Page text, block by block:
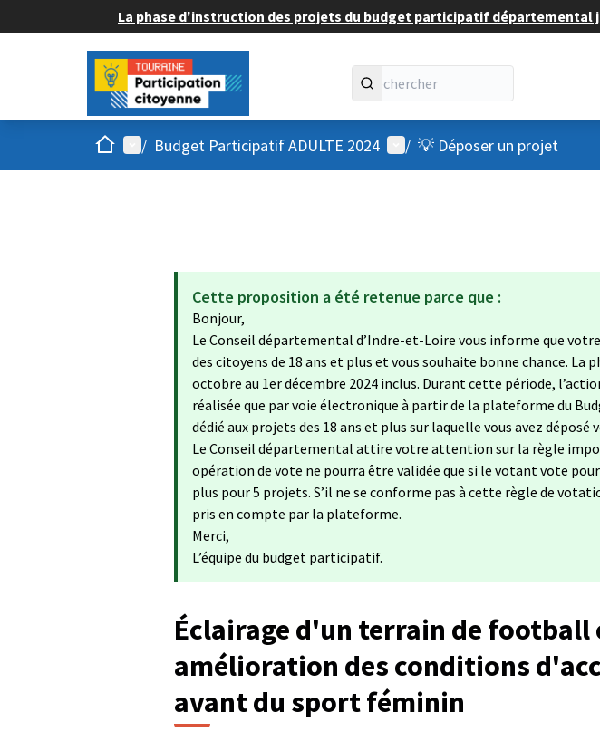
La phase d'instruction des projets du budget participatif départemental
AccueilMenu principal
/ Budget Participatif ADULTE 2024 Menu utilisateur
/ 💡 Déposer un projet
Cette proposition a été retenue parce que :
Bonjour,
Le Conseil départemental d’Indre-et-Loire vous informe que
des citoyens de 18 ans et plus et vous souhaite bonne chance. La
octobre au 1er décembre 2024 inclus. Durant cette période,
réalisée que par voie électronique à partir de la plateforme du
dédié aux projets des 18 ans et plus sur laquelle vous avez déposé
Le Conseil départemental attire votre attention sur la règle
opération de vote ne pourra être validée que si le votant vote
plus pour 5 projets. S’il ne se conforme pas à cette règle de
pris en compte par la plateforme.
Merci,
L’équipe du budget participatif.
Éclairage d'un terrain de football
amélioration des conditions
avant du sport féminin